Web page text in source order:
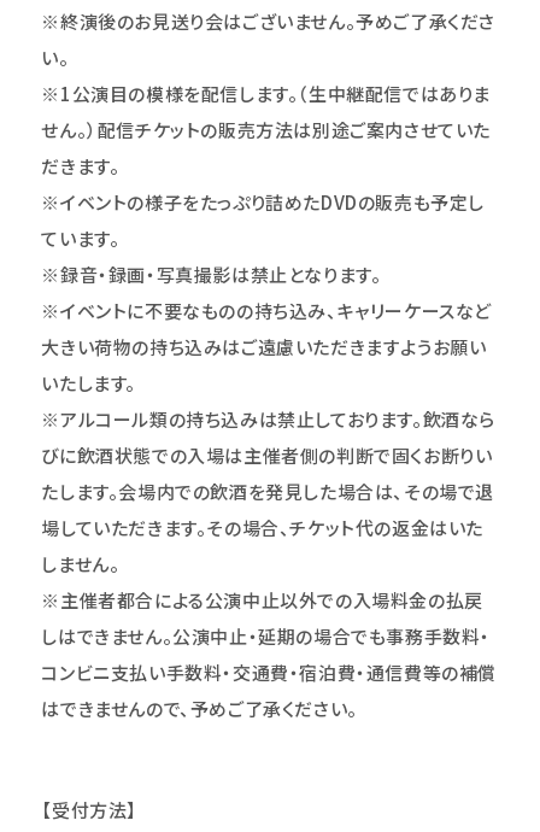
※終演後のお見送り会はございません。予めご了承くださ
い。
※1公演目の模様を配信します。（生中継配信ではありま
せん。）配信チケットの販売方法は別途ご案内させていた
だきます。
※イベントの様子をたっぷり詰めたDVDの販売も予定し
ています。
※録音・録画・写真撮影は禁止となります。
※イベントに不要なものの持ち込み、キャリーケースなど
大きい荷物の持ち込みはご遠慮いただきますようお願い
いたします。
※アルコール類の持ち込みは禁止しております。飲酒なら
びに飲酒状態での入場は主催者側の判断で固くお断りい
たします。会場内での飲酒を発見した場合は、その場で退
場していただきます。その場合、チケット代の返金はいた
しません。
※主催者都合による公演中止以外での入場料金の払戻
しはできません。公演中止・延期の場合でも事務手数料・
コンビニ支払い手数料・交通費・宿泊費・通信費等の補償
はできませんので、予めご了承ください。
【受付方法】